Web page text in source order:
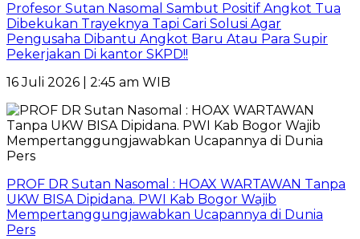
Profesor Sutan Nasomal Sambut Positif Angkot Tua
Dibekukan Trayeknya Tapi Cari Solusi Agar
Pengusaha Dibantu Angkot Baru Atau Para Supir
Pekerjakan Di kantor SKPD!!
16 Juli 2026 | 2:45 am WIB
PROF DR Sutan Nasomal : HOAX WARTAWAN Tanpa
UKW BISA Dipidana. PWI Kab Bogor Wajib
Mempertanggungjawabkan Ucapannya di Dunia
Pers